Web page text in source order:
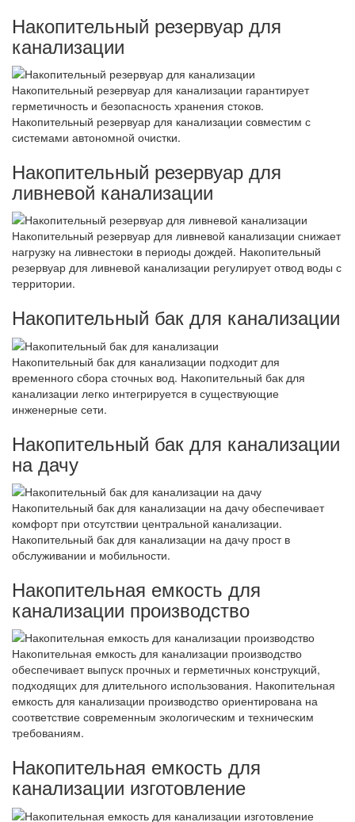
Накопительный резервуар для
канализации
Накопительный резервуар для канализации гарантирует
герметичность и безопасность хранения стоков.
Накопительный резервуар для канализации совместим с
системами автономной очистки.
Накопительный резервуар для
ливневой канализации
Накопительный резервуар для ливневой канализации снижает
нагрузку на ливнестоки в периоды дождей. Накопительный
резервуар для ливневой канализации регулирует отвод воды с
территории.
Накопительный бак для канализации
Накопительный бак для канализации подходит для
временного сбора сточных вод. Накопительный бак для
канализации легко интегрируется в существующие
инженерные сети.
Накопительный бак для канализации
на дачу
Накопительный бак для канализации на дачу обеспечивает
комфорт при отсутствии центральной канализации.
Накопительный бак для канализации на дачу прост в
обслуживании и мобильности.
Накопительная емкость для
канализации производство
Накопительная емкость для канализации производство
обеспечивает выпуск прочных и герметичных конструкций,
подходящих для длительного использования. Накопительная
емкость для канализации производство ориентирована на
соответствие современным экологическим и техническим
требованиям.
Накопительная емкость для
канализации изготовление